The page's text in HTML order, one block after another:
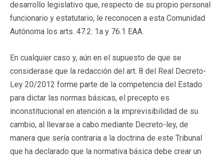
desarrollo legislativo que, respecto de su propio personal
funcionario y estatutario, le reconocen a esta Comunidad
Autónoma los arts. 47.2. 1a y 76.1 EAA.
En cualquier caso y, aún en el supuesto de que se
considerase que la redacción del art. 8 del Real Decreto-
Ley 20/2012 forme parte de la competencia del Estado
para dictar las normas básicas, el precepto es
inconstitucional en atención a la imprevisibilidad de su
cambio, al llevarse a cabo mediante Decreto-ley, de
manera que sería contraria a la doctrina de este Tribunal
que ha declarado que la normativa básica debe crear un